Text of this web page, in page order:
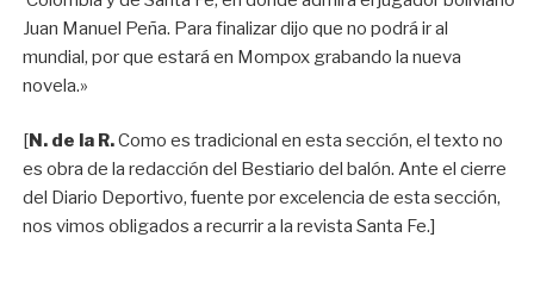
Juan Manuel Peña. Para finalizar dijo que no podrá ir al
mundial, por que estará en Mompox grabando la nueva
novela.»
[N. de la R.Como es tradicional en esta sección, el texto no
es obra de la redacción del Bestiario del balón. Ante el cierre
del Diario Deportivo, fuente por excelencia de esta sección,
nos vimos obligados a recurrir a la revista Santa Fe.]